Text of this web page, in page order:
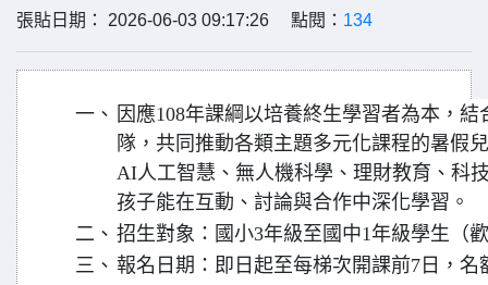
張貼日期： 2026-06-03 09:17:26 點閱： 134
一、 因應108年課綱以培養終生學習者為本，
隊，共同推動各類主題多元化課程的暑假
AI人工智慧、無人機科學、理財教育、科
孩子能在互動、討論與合作中深化學習。
二、 招生對象：國小3年級至國中1年級學生（
三、 報名日期：即日起至每梯次開課前7日，名